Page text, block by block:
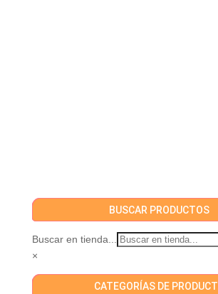
BUSCAR PRODUCTOS
Buscar en tienda...
×
CATEGORÍAS DE